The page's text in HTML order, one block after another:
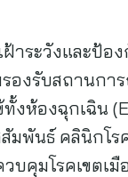
าระวังและป้อ
รองรับสถานกา
งห้องฉุกเฉิน
มพันธ์ คลินิกโร
คุมโรคเขตเมื